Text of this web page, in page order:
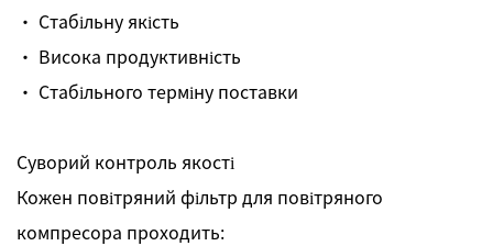
· Стабільну якість
· Висока продуктивність
· Стабільного терміну поставки
Суворий контроль якості
Кожен повітряний фільтр для повітряного
компресора проходить: